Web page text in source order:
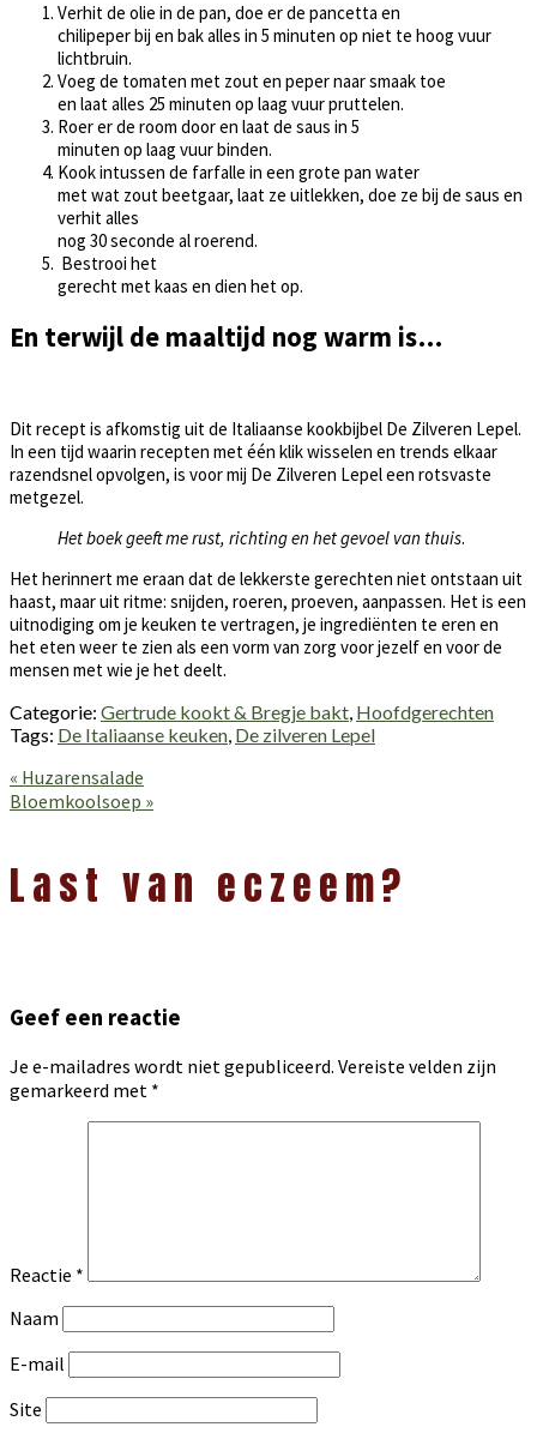
Verhit de olie in de pan, doe er de pancetta en
chilipeper bij en bak alles in 5 minuten op niet te hoog vuur
lichtbruin.
Voeg de tomaten met zout en peper naar smaak toe
en laat alles 25 minuten op laag vuur pruttelen.
Roer er de room door en laat de saus in 5
minuten op laag vuur binden.
Kook intussen de farfalle in een grote pan water
met wat zout beetgaar, laat ze uitlekken, doe ze bij de saus en
verhit alles
nog 30 seconde al roerend.
Bestrooi het
gerecht met kaas en dien het op.
En terwijl de maaltijd nog warm is…
Dit recept is afkomstig uit de Italiaanse kookbijbel De Zilveren Lepel.
In een tijd waarin recepten met één klik wisselen en trends elkaar
razendsnel opvolgen, is voor mij De Zilveren Lepel een rotsvaste
metgezel.
Het boek geeft me rust, richting en het gevoel van thuis.
Het herinnert me eraan dat de lekkerste gerechten niet ontstaan uit
haast, maar uit ritme: snijden, roeren, proeven, aanpassen. Het is een
uitnodiging om je keuken te vertragen, je ingrediënten te eren en
het eten weer te zien als een vorm van zorg voor jezelf en voor de
mensen met wie je het deelt.
Categorie: Gertrude kookt & Bregje bakt Hoofdgerechten
Tags: De Italiaanse keuken De zilveren Lepel
Vorig
bericht:
« Huzarensalade
Volgend
Bloemkoolsoep »
Interacties
Last van eczeem?
Geef een reactie
Je e-mailadres wordt niet gepubliceerd. Vereiste velden zijn
gemarkeerd met *
Reactie *
Naam
E-mail
Site